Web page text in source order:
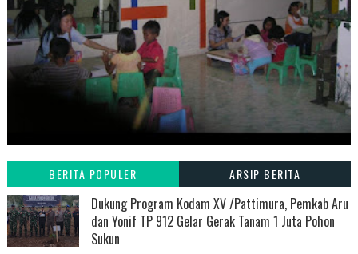
BERITA POPULER ARSIP BERITA
Dukung Program Kodam XV /Pattimura, Pemkab Aru
dan Yonif TP 912 Gelar Gerak Tanam 1 Juta Pohon
Sukun